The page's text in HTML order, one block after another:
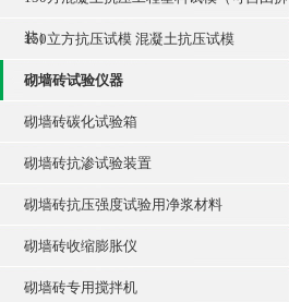
装）
150立方抗压试模 混凝土抗压试模
砌墙砖试验仪器
砌墙砖碳化试验箱
砌墙砖抗渗试验装置
砌墙砖抗压强度试验用净浆材料
砌墙砖收缩膨胀仪
砌墙砖专用搅拌机